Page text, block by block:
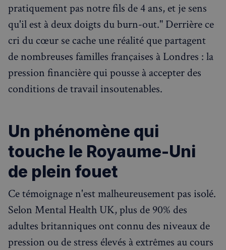
Recherche ✨Chatbot IA
Rechercher dans Français à Londres - Magazine
RECHERCHES POPULAIRES
Visites guidées
pratiquement pas notre fils de 4 ans, et je sens
qu'il est à deux doigts du burn-out." Derrière ce
cri du cœur se cache une réalité que partagent
de nombreuses familles françaises à Londres : la
pression financière qui pousse à accepter des
conditions de travail insoutenables.
Un phénomène qui
touche le Royaume-Uni
de plein fouet
Ce témoignage n'est malheureusement pas isolé.
Selon Mental Health UK, plus de 90% des
adultes britanniques ont connu des niveaux de
pression ou de stress élevés à extrêmes au cours